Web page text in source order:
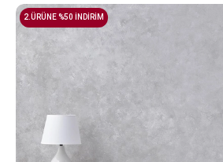
2.ÜRÜNE %50 İNDİRİM